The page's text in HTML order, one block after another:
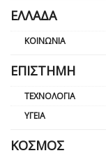
ΕΛΛΆΔΑ
ΚΟΙΝΩΝΊΑ
ΕΠΙΣΤΉΜΗ
ΤΕΧΝΟΛΟΓΊΑ
ΥΓΕΊΑ
ΚΌΣΜΟΣ